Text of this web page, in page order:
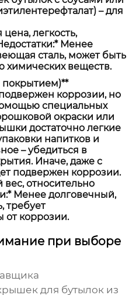
– для
легкость,
Менее
сталь, может быть
химических веществ.
коррозии, но
специальных
окраски или
достаточно легкие
напитков и
– убедиться в
Иначе, даже с
подвержен коррозии.
относительно
Менее долговечный,
требует
от коррозии.
при выборе
для бутылок из